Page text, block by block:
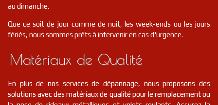
au dimanche.
Que ce soit de jour comme de nuit, les week-ends ou les jours
fériés, nous sommes prêts à intervenir en cas d'urgence.
Matériaux de Qualité
En plus de nos services de dépannage, nous proposons des
solutions avec des matériaux de qualité pour le remplacement ou